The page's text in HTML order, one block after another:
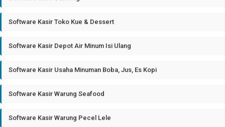
Software Kasir Toko Kue & Dessert
Software Kasir Depot Air Minum Isi Ulang
Software Kasir Usaha Minuman Boba, Jus, Es Kopi
Software Kasir Warung Seafood
Software Kasir Warung Pecel Lele